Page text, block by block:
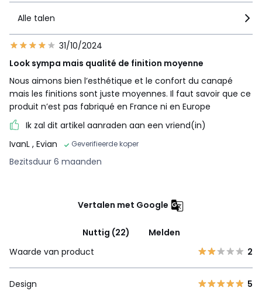
Alle talen
31/10/2024
Look sympa mais qualité de finition moyenne
Nous aimons bien l’esthétique et le confort du canapé
mais les finitions sont juste moyennes. Il faut savoir que ce
produit n’est pas fabriqué en France ni en Europe
Ik zal dit artikel aanraden aan een vriend(in)
IvanL , Evian Geverifieerde koper
Bezitsduur 6 maanden
Vertalen met Google
Nuttig (22)
Melden
Waarde van product
2
Design 5